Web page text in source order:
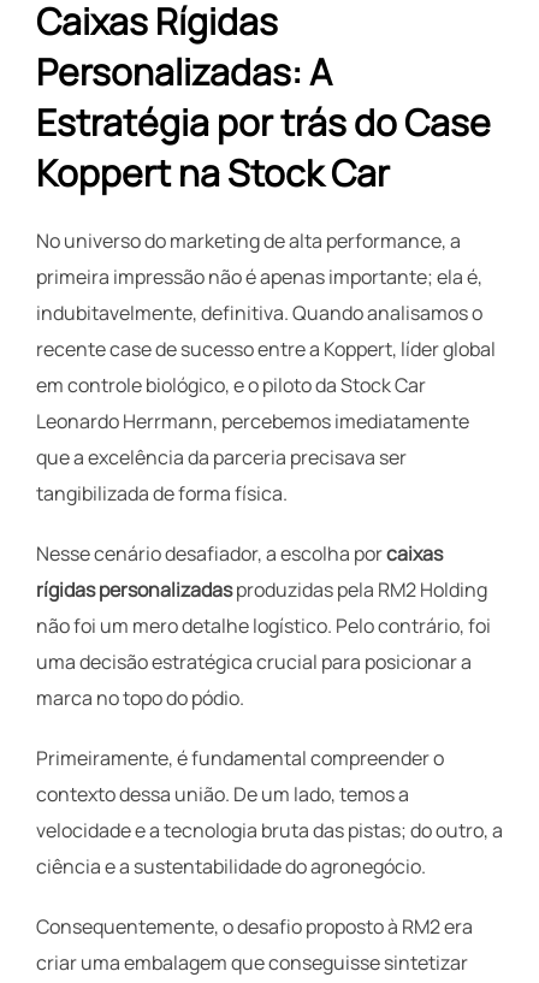
Caixas Rígidas
Personalizadas: A
Estratégia por trás do Case
Koppert na Stock Car
No universo do marketing de alta performance, a
primeira impressão não é apenas importante; ela é,
indubitavelmente, definitiva. Quando analisamos o
recente case de sucesso entre a Koppert, líder global
em controle biológico, e o piloto da Stock Car
Leonardo Herrmann, percebemos imediatamente
que a excelência da parceria precisava ser
tangibilizada de forma física.
Nesse cenário desafiador, a escolha porcaixas
rígidas personalizadasproduzidas pela RM2 Holding
não foi um mero detalhe logístico. Pelo contrário, foi
uma decisão estratégica crucial para posicionar a
marca no topo do pódio.
Primeiramente, é fundamental compreender o
contexto dessa união. De um lado, temos a
velocidade e a tecnologia bruta das pistas; do outro, a
ciência e a sustentabilidade do agronegócio.
Consequentemente, o desafio proposto à RM2 era
criar uma embalagem que conseguisse sintetizar